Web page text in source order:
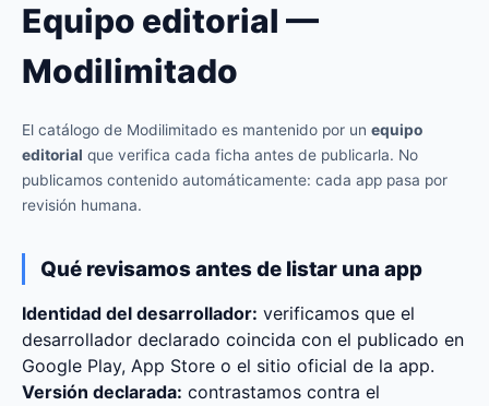
Equipo editorial —
Modilimitado
El catálogo de Modilimitado es mantenido por un equipo
editorial que verifica cada ficha antes de publicarla. No
publicamos contenido automáticamente: cada app pasa por
revisión humana.
Qué revisamos antes de listar una app
Identidad del desarrollador: verificamos que el
desarrollador declarado coincida con el publicado en
Google Play, App Store o el sitio oficial de la app.
Versión declarada: contrastamos contra el